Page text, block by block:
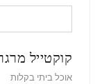
קוקטייל
אוכל ביתי בקלות